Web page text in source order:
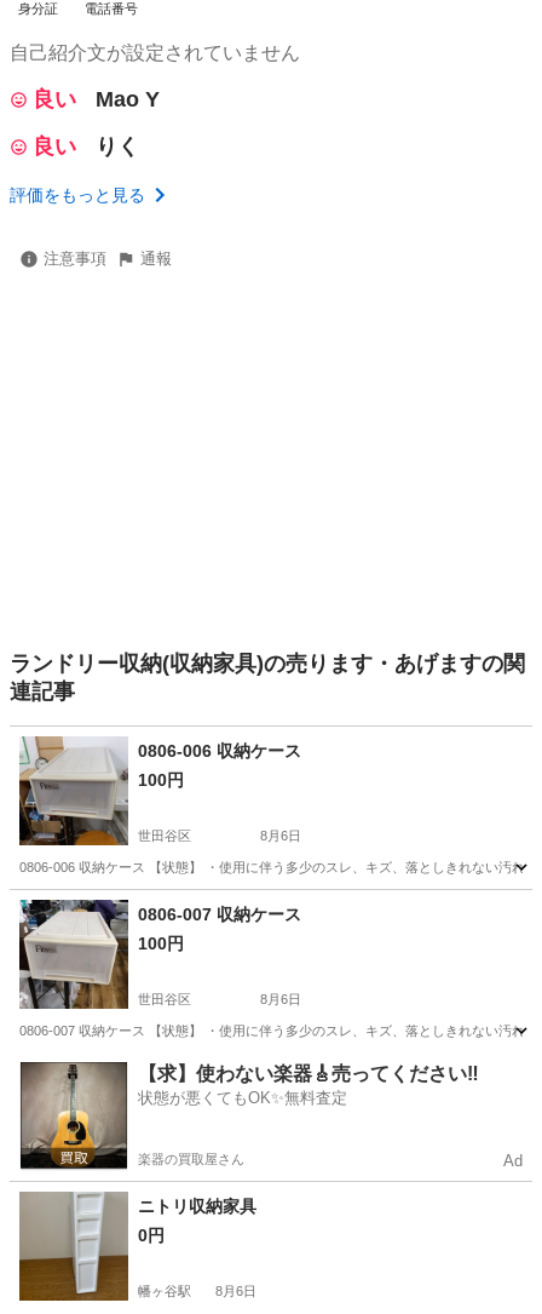
身分証 電話番号
自己紹介文が設定されていません
良い
Mao Y
良い
りく
評価をもっと見る
注意事項 通報
ランドリー収納(収納家具)の売ります・あげますの関
連記事
0806-006 収納ケース
100円
世田谷区 8月6日
0806-006 収納ケース 【状態】 ・使用に伴う多少のスレ、キズ、落としきれない汚
東京 世田谷区 収納家具 現地
0806-007 収納ケース
100円
世田谷区 8月6日
0806-007 収納ケース 【状態】 ・使用に伴う多少のスレ、キズ、落としきれない汚
東京 世田谷区 収納家具 現地
【求】使わない楽器🎸売ってください‼️
状態が悪くてもOK✨無料査定
楽器の買取屋さん Ad
ニトリ収納家具
0円
幡ヶ谷駅 8月6日